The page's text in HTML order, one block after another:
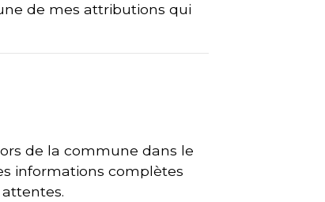
de mes attributions qui
de la commune dans le
informations complètes